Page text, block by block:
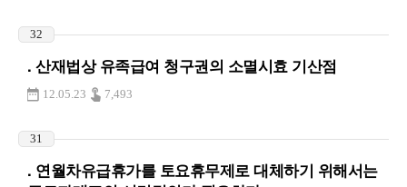
32
. 산재법상 유족급여 청구권의 소멸시효 기산점
12.05.23 7,493
31
. 연월차유급휴가를 토요휴무제로 대체하기 위해서는